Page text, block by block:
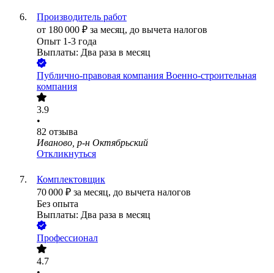
Производитель работ
от 180 000 ₽ за месяц, до вычета налогов
Опыт 1-3 года
Выплаты: Два раза в месяц
Публично-правовая компания Военно-строительная
компания
3.9
•
82 отзыва
Иваново, р-н Октябрьский
Откликнуться
Комплектовщик
70 000 ₽ за месяц, до вычета налогов
Без опыта
Выплаты: Два раза в месяц
Профессионал
4.7